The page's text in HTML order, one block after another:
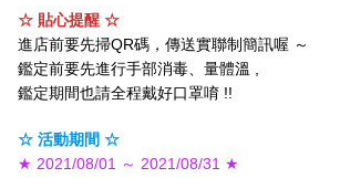
☆ 貼心提醒 ☆
進店前要先掃QR碼，傳送實聯制簡訊喔 ～
鑑定前要先進行手部消毒、量體溫 ,
鑑定期間也請全程戴好口罩唷 !!
☆ 活動期間 ☆
★ 2021/08/01 ～ 2021/08/31 ★